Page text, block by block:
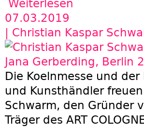
Weiterlesen
07.03.2019
| Christian Kaspar
Die Koelnmesse und
und Kunsthändler
Schwarm, den Gründer
Träger des ART